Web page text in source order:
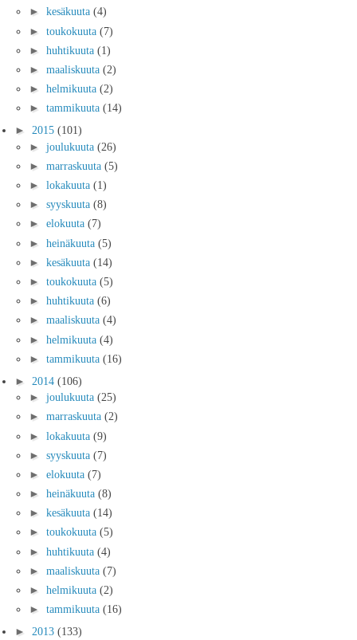
► kesäkuuta (4)
► toukokuuta (7)
► huhtikuuta (1)
► maaliskuuta (2)
► helmikuuta (2)
► tammikuuta (14)
► 2015 (101)
► joulukuuta (26)
► marraskuuta (5)
► lokakuuta (1)
► syyskuuta (8)
► elokuuta (7)
► heinäkuuta (5)
► kesäkuuta (14)
► toukokuuta (5)
► huhtikuuta (6)
► maaliskuuta (4)
► helmikuuta (4)
► tammikuuta (16)
► 2014 (106)
► joulukuuta (25)
► marraskuuta (2)
► lokakuuta (9)
► syyskuuta (7)
► elokuuta (7)
► heinäkuuta (8)
► kesäkuuta (14)
► toukokuuta (5)
► huhtikuuta (4)
► maaliskuuta (7)
► helmikuuta (2)
► tammikuuta (16)
► 2013 (133)